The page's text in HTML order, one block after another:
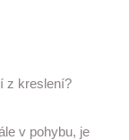
z kreslení?
v pohybu, je